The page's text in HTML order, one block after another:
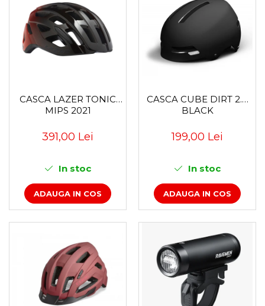
CASCA LAZER TONIC
MIPS 2021
391,00 Lei
In stoc
ADAUGA IN COS
CASCA CUBE DIRT 2.0
BLACK
199,00 Lei
In stoc
ADAUGA IN COS